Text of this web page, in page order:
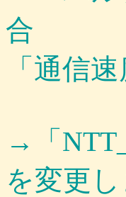
「通信速
→「
を変更し